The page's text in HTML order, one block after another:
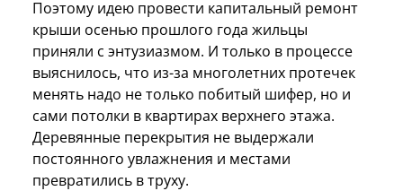
Поэтому идею провести капитальный ремонт
крыши осенью прошлого года жильцы
приняли с энтузиазмом. И только в процессе
выяснилось, что из-за многолетних протечек
менять надо не только побитый шифер, но и
сами потолки в квартирах верхнего этажа.
Деревянные перекрытия не выдержали
постоянного увлажнения и местами
превратились в труху.